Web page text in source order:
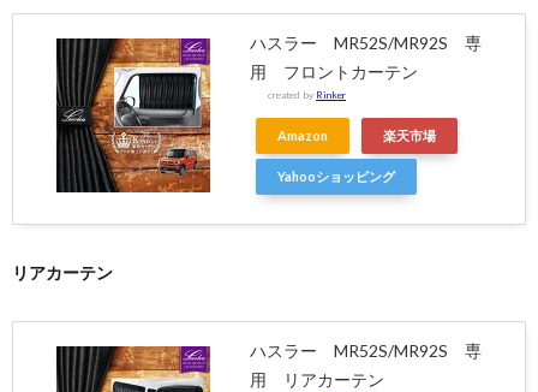
ハスラー MR52S/MR92S 専
用 フロントカーテン
created by Rinker
Amazon 楽天市場
Yahooショッピング
リアカーテン
ハスラー MR52S/MR92S 専
用 リアカーテン